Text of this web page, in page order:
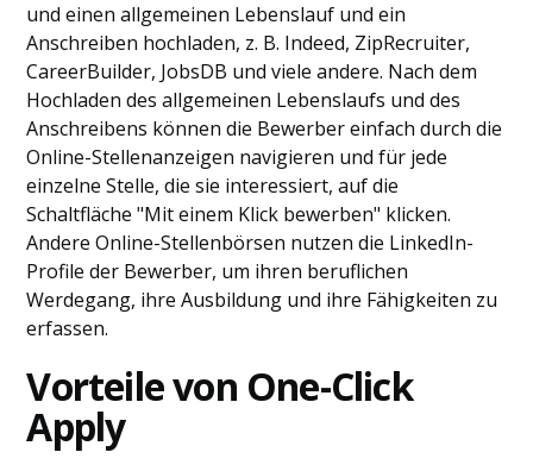
und einen allgemeinen Lebenslauf und ein
Anschreiben hochladen, z. B. Indeed, ZipRecruiter,
CareerBuilder, JobsDB und viele andere. Nach dem
Hochladen des allgemeinen Lebenslaufs und des
Anschreibens können die Bewerber einfach durch die
Online-Stellenanzeigen navigieren und für jede
einzelne Stelle, die sie interessiert, auf die
Schaltfläche "Mit einem Klick bewerben" klicken.
Andere Online-Stellenbörsen nutzen die LinkedIn-
Profile der Bewerber, um ihren beruflichen
Werdegang, ihre Ausbildung und ihre Fähigkeiten zu
erfassen.
Vorteile von One-Click
Apply